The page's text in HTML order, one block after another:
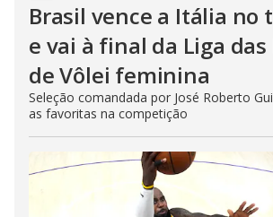
Brasil vence a Itália no
e vai à final da Liga das
de Vôlei feminina
Seleção comandada por José Roberto
as favoritas na competição